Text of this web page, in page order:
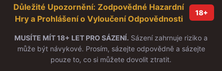
Důležité Upozornění: Zodpovědné Hazardní
Hry a Prohlášení o Vyloučení Odpovědnosti
18+
MUSÍTE MÍT 18+ LET PRO SÁZENÍ. Sázení zahrnuje riziko a
může být návykové. Prosím, sázejte odpovědně a sázejte
pouze to, co si můžete dovolit ztratit.